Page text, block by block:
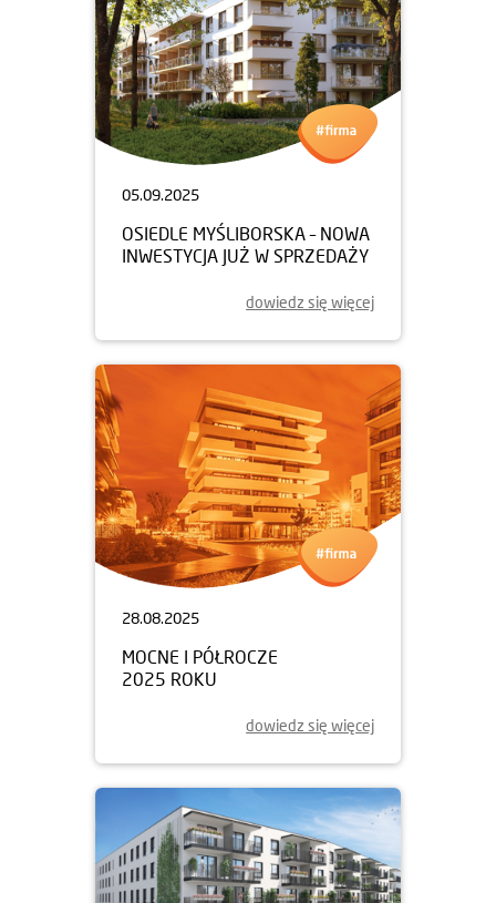
05.09.2025
OSIEDLE MYŚLIBORSKA – NOWA
INWESTYCJA JUŻ W SPRZEDAŻY
dowiedz się więcej
28.08.2025
MOCNE I PÓŁROCZE
2025 ROKU
dowiedz się więcej